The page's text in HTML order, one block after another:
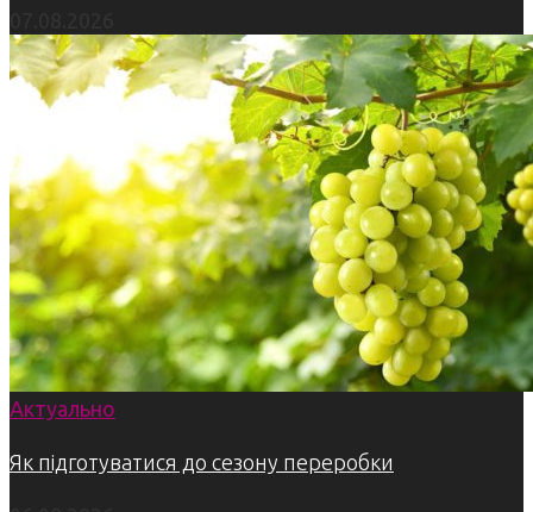
Актуально
Як підготуватися до сезону переробки